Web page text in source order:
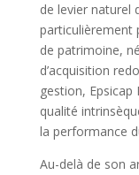
de levier naturel
particulièrement
de patrimoine,
d’acquisition
gestion, Epsicap
qualité
la performance
Au-delà de son